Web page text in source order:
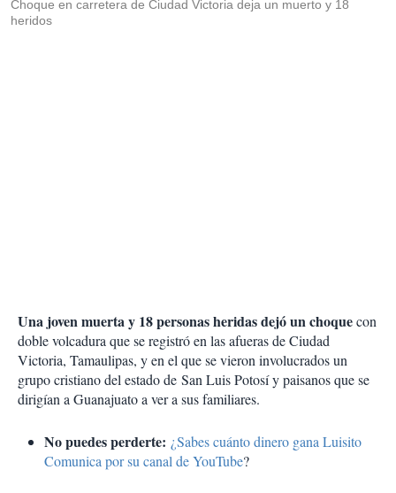
Choque en carretera de Ciudad Victoria deja un muerto y 18
heridos
Una joven muerta y 18 personas heridas dejó un choquecon
doble volcadura que se registró en las afueras de Ciudad
Victoria, Tamaulipas, y en el que se vieron involucrados un
grupo cristiano del estado de San Luis Potosí y paisanos que se
dirigían a Guanajuato a ver a sus familiares.
No puedes perderte: ¿Sabes cuánto dinero gana Luisito
Comunica por su canal de YouTube?